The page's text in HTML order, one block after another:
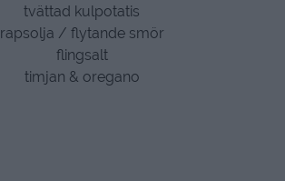
tvättad kulpotatis
rapsolja / flytande smör
flingsalt
timjan & oregano